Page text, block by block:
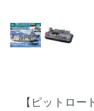
【ピットロ